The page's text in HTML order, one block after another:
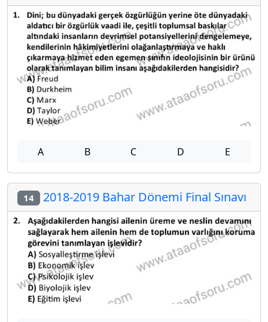
A B C D E
14 2018-2019 Bahar Dönemi Final Sınavı